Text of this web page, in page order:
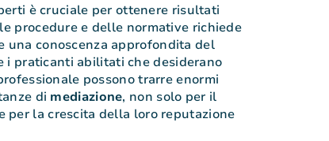
è cruciale per ottenere risultati
procedure e delle normative richiede
una conoscenza approfondita del
i praticanti abilitati che desiderano
possono trarre enormi
di mediazione, non solo per il
per la crescita della loro reputazione